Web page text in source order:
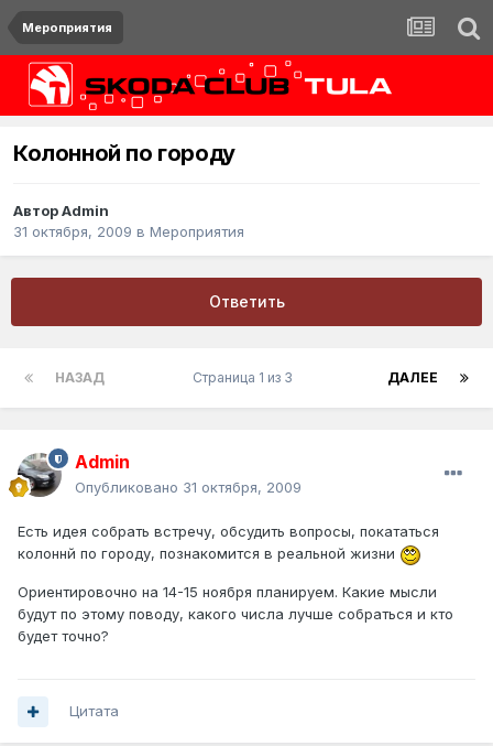
Мероприятия
Колонной по городу
АвторAdmin
31 октября, 2009 в Мероприятия
Ответить
НАЗАД ДАЛЕЕ
Страница 1 из 3
Admin
Опубликовано 31 октября, 2009
Есть идея собрать встречу, обсудить вопросы, покататься
колоннй по городу, познакомится в реальной жизни
Ориентировочно на 14-15 ноября планируем. Какие мысли
будут по этому поводу, какого числа лучше собраться и кто
будет точно?
Цитата